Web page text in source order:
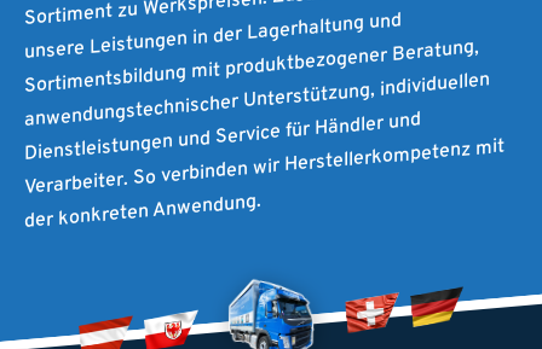
unsere Leistungen in der Lagerhaltung und
Sortimentsbildung mit produktbezogener Beratung,
anwendungstechnischer Unterstützung, individuellen
Dienstleistungen und Service für Händler und
Verarbeiter. So verbinden wir Herstellerkompetenz mit
der konkreten Anwendung.